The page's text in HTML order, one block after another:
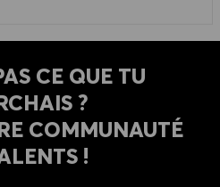
CE QUE TU
?
COMMUNAUTÉ
!